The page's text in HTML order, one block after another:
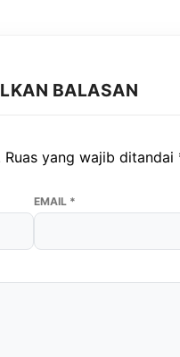
BALASAN
Ruas yang wajib ditandai
EMAIL *